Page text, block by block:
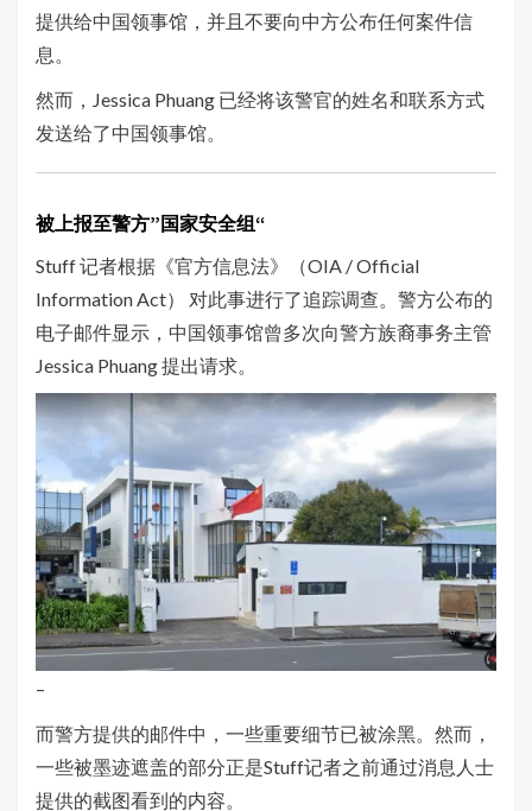
提供给中国领事馆，并且不要向中方公布任何案件信
息。
然而，Jessica Phuang 已经将该警官的姓名和联系方式
发送给了中国领事馆。
被上报至警方”国家安全组“
Stuff 记者根据《官方信息法》（OIA / Official
Information Act） 对此事进行了追踪调查。警方公布的
电子邮件显示，中国领事馆曾多次向警方族裔事务主管
Jessica Phuang 提出请求。
–
而警方提供的邮件中，一些重要细节已被涂黑。然而，
一些被墨迹遮盖的部分正是Stuff记者之前通过消息人士
提供的截图看到的内容。